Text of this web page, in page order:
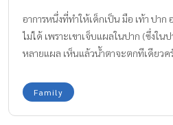
อาการหนึ่งที่ทำให้เด็กเป็น มือ เท้า ปาก
ไม่ได้ เพราะเขาเจ็บแผลในปาก (ซึ่งใ
หลายแผล เห็นแล้วน้ำตาจะตกทีเดียวค
Family